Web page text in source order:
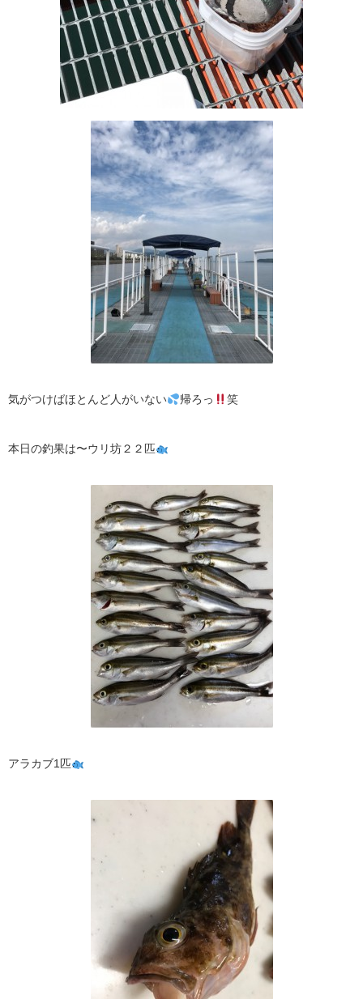
気がつけばほとんど人がいない 帰ろっ 笑
本日の釣果は〜ウリ坊２２匹
アラカブ1匹